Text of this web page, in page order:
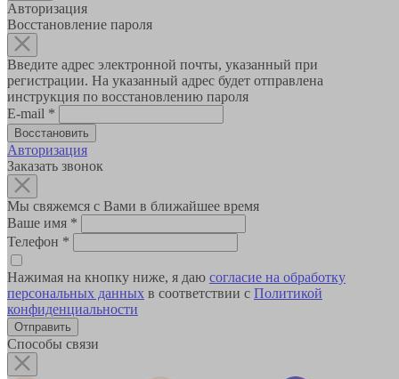
Авторизация
Восстановление пароля
Введите адрес электронной почты, указанный при
регистрации. На указанный адрес будет отправлена
инструкция по восстановлению пароля
E-mail *
Авторизация
Заказать звонок
Мы свяжемся с Вами в ближайшее время
Ваше имя *
Телефон *
Нажимая на кнопку ниже, я даю согласие на обработку
персональных данных в соответствии с Политикой
конфиденциальности
Способы связи